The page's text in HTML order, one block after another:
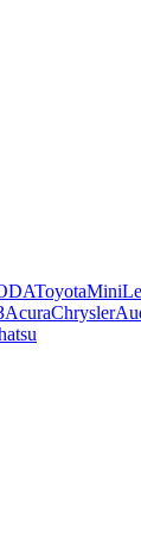
ToyotaMini
AcuraChrysler